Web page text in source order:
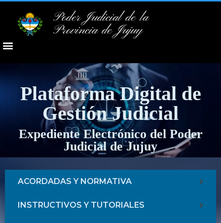
Poder Judicial de la
Provincia de Jujuy
Plataforma Digital de
Gestión Judicial
Expediente Electrónico del Poder
Judicial de Jujuy
ACORDADAS Y NORMATIVA
INSTRUCTIVOS Y TUTORIALES